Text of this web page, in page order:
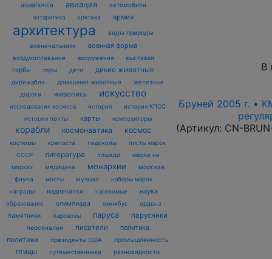
авиапочта авиация автомобили
антарктика арктика армия
архитектура виды природы
военачальники военная форма
воздухоплавание вооружения выставки
гербы горы дети дикие животные
дирижабли домашние животные
железные
дороги
живопись искусство
исследования космоса история
история КПСС
история почты
карты композиторы
корабли космонавтика космос
костюмы крепости ледоколы
листы марок
СССР
литература лошади
марки на
марках
медицина монархии
морская
фауна
мосты музыка наборы марок
награды надпечатки насекомые наука
образование олимпиада омнибус ордена
памятники паровозы паруса парусники
персоналии писатели
политика
политики
президенты США промышленность
птицы путешественники разновидности
В
Бруней 2005 г. •
(Артикул: CN-